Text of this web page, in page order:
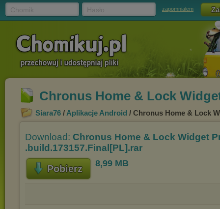
zapomniałem
Chronus Home & Lock
Siara76 / Aplikacje Android / Chronus Home & Lock
Download: Chronus Home & Lock Widget
.build.173157.Final[PL].rar
Pobierz 8,99 MB